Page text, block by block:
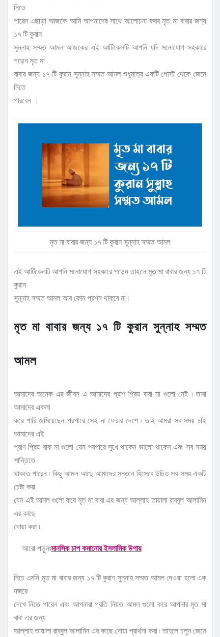
নিতে
পারেন এছাড়া আজকে আমি আপনাদের সাথে আলোচনা করব মৃত মা বাবার জন্য
১৭ টি কুরান
সুন্নাহ সম্মত আমল আজকের এই আর্টিকেলটি আপনি যদি মনোযোগ সহকারে
পড়েন মৃত মা
বাবার জন্য ১৭ টি কুরান সুন্নাহ সম্মত আমল শুধুমাত্র একটি পোস্ট থেকে জেনে
নিতে
পারবেন ।
মৃত মা বাবার জন্য ১৭ টি কুরান সুন্নাহ সম্মত আমল
এই আর্টিকেলটি আপনি মনোযোগ সহকারে পড়েন তাহলে মৃত মা বাবার জন্য ১৭ টি
কুরান
সুন্নাহ সম্মত আমল আর কোন প্রশ্ন থাকবে না।
মৃত মা বাবার জন্য ১৭ টি কুরান সুন্নাহ সম্মত
আমল
আমাদের অনেক এর জীবন এ আমাদের প্রাণ প্রিয় বাবা মা গুলো নেই ৷ তারা
আমাদের একলা
করে পারি জমিয়েছেন পরপারে সেই না ফেরার দেশে ৷ তাই আমরা সব সময় চাই
আমাদের এই
প্রাণ প্রিয় বাবা মা গুলো যেন পরপারে সুখে থাকেন ভালো থাকেন এবং সব সময়
শান্তিতে
থাকতে পারেন ৷ কিছু আমল আছে আমাদের সন্তান হিসেবে উচিত সব সময় একটি
চেষ্টা করা
যেন এই আমল গুলো করে মৃত মা বাবা এর জন্য আল্লাহ তায়ালা রাব্বুল আলামিন
এর কাছে
দোয়া করা ৷
আরো পড়ুনঃমানসিক চাপ কমানোর ইসলামিক উপায়
নিচে এমনি মৃত মা বাবার জন্য ১৭ টি কুরান সুন্নাহ সম্মত আমল দেওয়া হলো এক
নজরে
দেখে নিতে পারেন এবং আপনারা প্রতি নিয়ত আমল গুলো করে আপনার মৃত মা
বাবা এর জন্য
আল্লাহ তায়ালা রাব্বুল আলামিন এর কাছে দোয়া প্রার্থনা করা ৷ তাহলে চলুন জেনে